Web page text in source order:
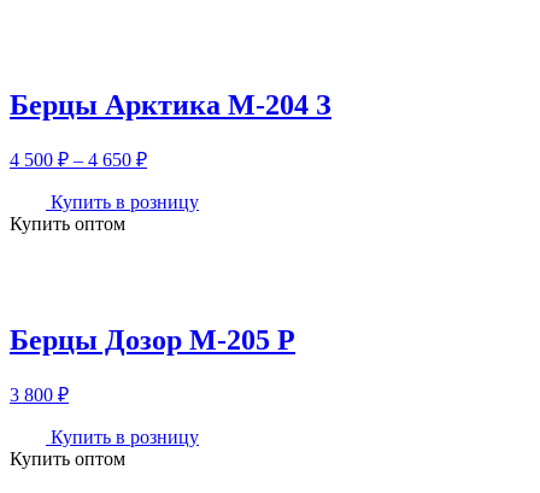
Берцы Арктика М-204 З
4 500 ₽ – 4 650 ₽Диапазон
4
Купить в розницу
Купить оптом
Берцы Дозор М-205 Р
3 800 ₽
Купить в розницу
Купить оптом